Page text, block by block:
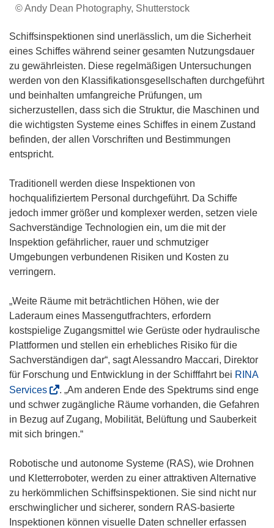
© Andy Dean Photography, Shutterstock
Schiffsinspektionen sind unerlässlich, um die Sicherheit
eines Schiffes während seiner gesamten Nutzungsdauer
zu gewährleisten. Diese regelmäßigen Untersuchungen
werden von den Klassifikationsgesellschaften durchgeführt
und beinhalten umfangreiche Prüfungen, um
sicherzustellen, dass sich die Struktur, die Maschinen und
die wichtigsten Systeme eines Schiffes in einem Zustand
befinden, der allen Vorschriften und Bestimmungen
entspricht.
Traditionell werden diese Inspektionen von
hochqualifiziertem Personal durchgeführt. Da Schiffe
jedoch immer größer und komplexer werden, setzen viele
Sachverständige Technologien ein, um die mit der
Inspektion gefährlicher, rauer und schmutziger
Umgebungen verbundenen Risiken und Kosten zu
verringern.
„Weite Räume mit beträchtlichen Höhen, wie der
Laderaum eines Massengutfrachters, erfordern
kostspielige Zugangsmittel wie Gerüste oder hydraulische
Plattformen und stellen ein erhebliches Risiko für die
Sachverständigen dar“, sagt Alessandro Maccari, Direktor
für Forschung und Entwicklung in der Schifffahrt bei RINA
Services(
ö
f
f
e
t
i
n
n
. „Am anderen Ende des Spektrums sind enge
und schwer zugängliche Räume vorhanden, die Gefahren
in Bezug auf Zugang, Mobilität, Belüftung und Sauberkeit
mit sich bringen.“
Robotische und autonome Systeme (RAS), wie Drohnen
und Kletterroboter, werden zu einer attraktiven Alternative
zu herkömmlichen Schiffsinspektionen. Sie sind nicht nur
erschwinglicher und sicherer, sondern RAS-basierte
Inspektionen können visuelle Daten schneller erfassen